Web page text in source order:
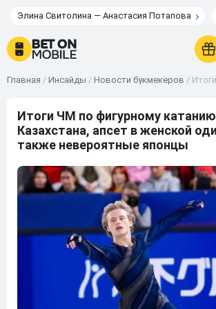
Элина Свитолина — Анастасия Потапова
Главная / Инсайды / Новости букмекеров /
Итоги ЧМ по фигурному
Казахстана, апсет в женской
также невероятные японцы